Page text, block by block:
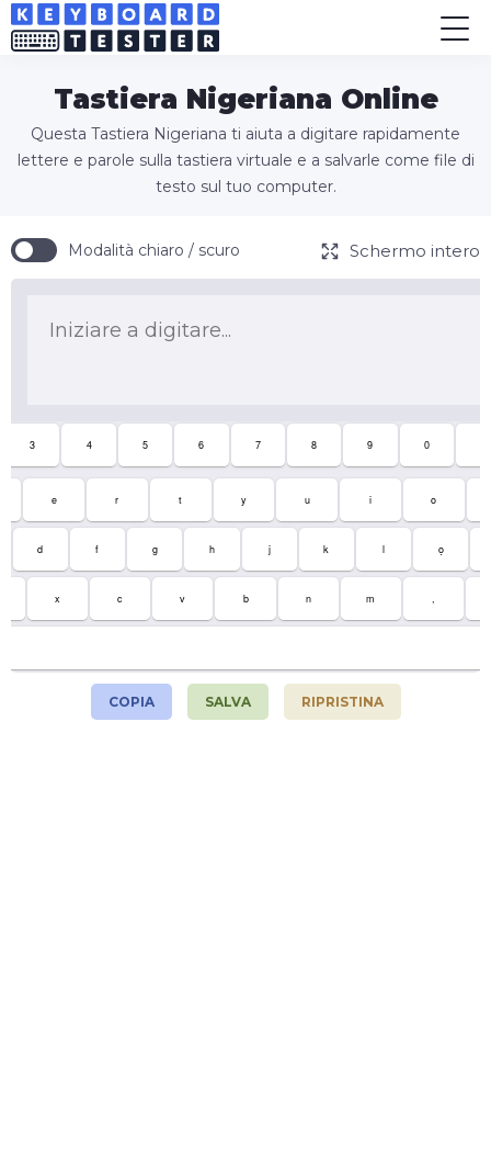
Tastiera Nigeriana Online
Questa Tastiera Nigeriana ti aiuta a digitare rapidamente
lettere e parole sulla tastiera virtuale e a salvarle come file di
testo sul tuo computer.
Modalità chiaro / scuro Schermo intero
3 4 5 6 7 8 9 0
e r t y u i o
d f g h j k l ọ
x c v b n m
COPIA SALVA RIPRISTINA